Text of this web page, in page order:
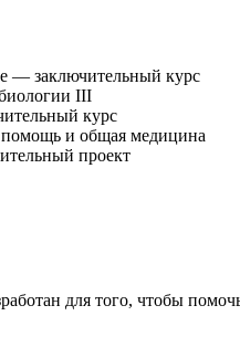
— заключительный курс
III
курс
помощь и общая медицина
проект
для того, чтобы